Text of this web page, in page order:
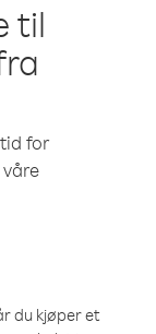
til
for
du kjøper et